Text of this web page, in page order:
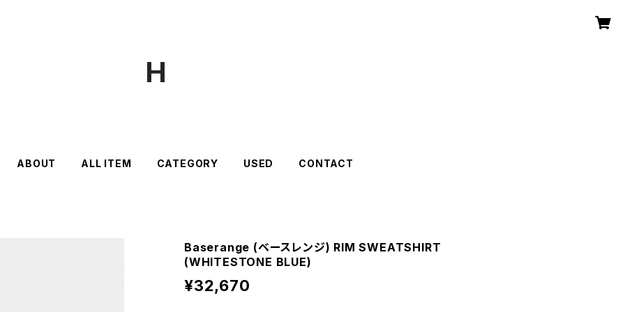
H
ABOUT ALL ITEM CATEGORY USED CONTACT
Baserange (ベースレンジ) RIM SWEATSHIRT
(WHITESTONE BLUE)
¥32,670